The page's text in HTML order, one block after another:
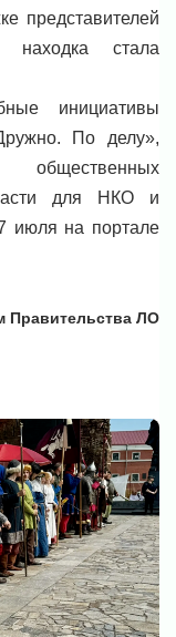
представителей
находка стала
инициативы
По делу»,
для НКО и
июля на портале
Правительства ЛО